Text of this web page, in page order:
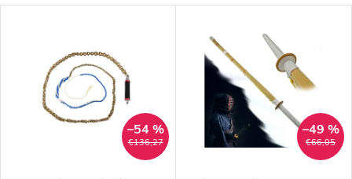
€136,27
–54 %
€66,05
–49 %